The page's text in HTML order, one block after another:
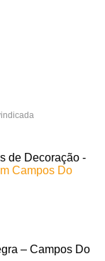
de Decoração -
Campos Do
– Campos Do